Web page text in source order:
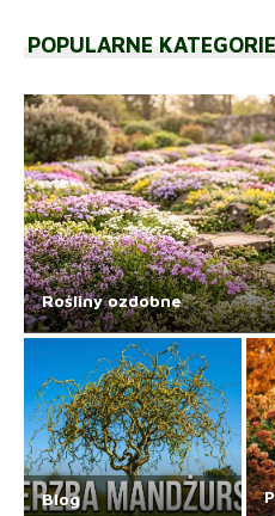
POPULARNE KATEGORIE
Rośliny ozdobne
Blog